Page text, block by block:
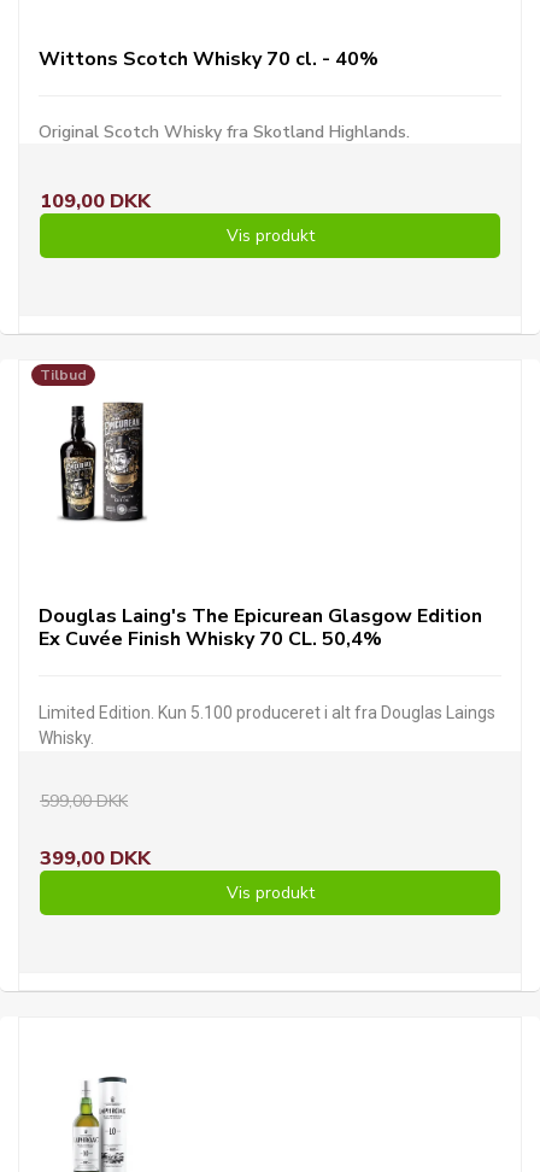
Wittons Scotch Whisky 70 cl. - 40%
Original Scotch Whisky fra Skotland Highlands.
109,00 DKK
Vis produkt
Tilbud
Douglas Laing's The Epicurean Glasgow Edition
Ex Cuvée Finish Whisky 70 CL. 50,4%
Limited Edition. Kun 5.100 produceret i alt fra Douglas Laings
Whisky.
599,00 DKK
399,00 DKK
Vis produkt